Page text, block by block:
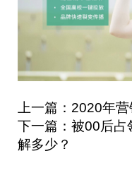
上一篇：2020年
下一篇：被00后占
解多少？